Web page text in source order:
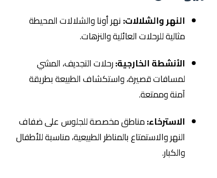
النهر والشلالات:نهر أونا والشلالات المحيطة
مثالية للرحلات العائلية والنزهات.
الأنشطة الخارجية:رحلات التجديف، المشي
لمسافات قصيرة، واستكشاف الطبيعة بطريقة
آمنة وممتعة.
الاسترخاء:مناطق مخصصة للجلوس على ضفاف
النهر والاستمتاع بالمناظر الطبيعية، مناسبة للأطفال
والكبار.